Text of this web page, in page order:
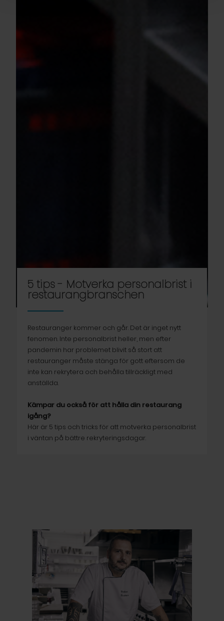
5 tips - Motverka personalbrist i
restaurangbranschen
Restauranger kommer och går. Det är inget nytt
fenomen. Inte personalbrist heller, men efter
pandemin har problemet blivit så stort att
restauranger måste stänga för gott eftersom de
inte kan rekrytera och behålla tillräckligt med
anställda.
Kämpar du också för att hålla din restaurang
igång?
Här är 5 tips och tricks för att motverka personalbrist
i väntan på bättre rekryteringsdagar.